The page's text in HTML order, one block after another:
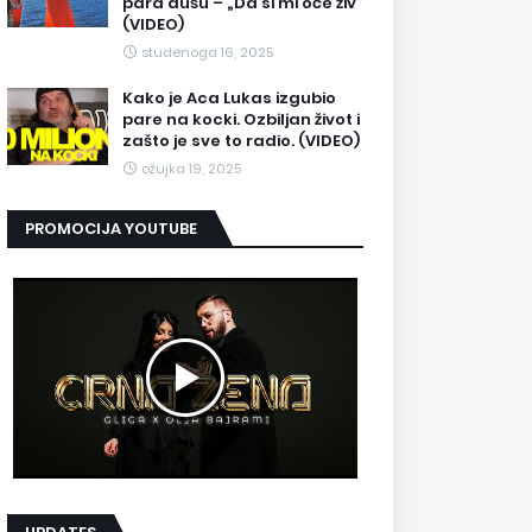
(VIDEO)
studenoga 16, 2025
Kako je Aca Lukas izgubio
pare na kocki. Ozbiljan život i
zašto je sve to radio. (VIDEO)
ožujka 19, 2025
PROMOCIJA YOUTUBE